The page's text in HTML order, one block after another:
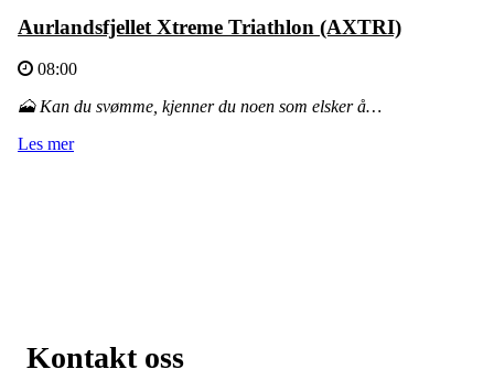
Aurlandsfjellet Xtreme Triathlon (AXTRI)
08:00
🗻 Kan du svømme, kjenner du noen som elsker å…
Les mer
Kontakt oss